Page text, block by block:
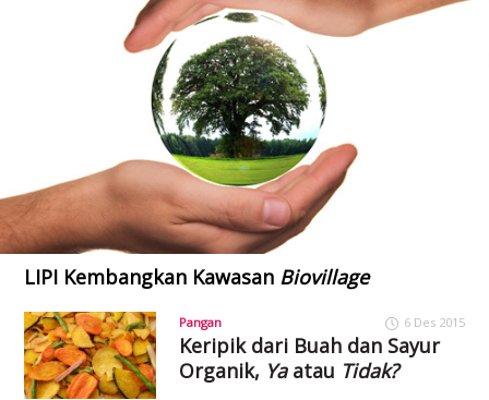
LIPI Kembangkan Kawasan Biovillage
Pangan 6 Des 2015
Keripik dari Buah dan Sayur
Organik, Yaatau Tidak?